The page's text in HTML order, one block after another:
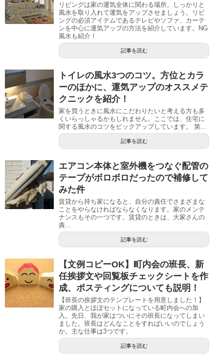
リビングは家の運気全体に関わる場所。しっかりと
風水を取り入れて運気をアップさせましょう。リビ
ングの必須アイテムであるテレビやソファ、カーテ
ンを中心に運気アップの方法を紹介しています。NG
風水も紹介！
記事を読む
トイレの風水3つのコツ。方位とカラ
ーのほかに、運気アップのオススメテ
クニックを紹介！
家を買うときに風水にこだわりたいと考える方も多
くいらっしゃるかもしれません。ここでは、住宅に
関する風水のコツをピックアップしています。 第...
記事を読む
エアコン本体と室外機をつなぐ配管の
テープがボロボロだったので補修して
みた件
賃貸から持ち家になると、自分の責任でさまざまな
ことをやらなければならなくなります。家のメンテ
ナンスもその一つです。賃貸のときは、大家さんの
責...
記事を読む
【文例コピーOK】町内会の班長、新
任挨拶文や回覧板チェックシートを作
成、ポスティングについても説明！
【班長の挨拶文のテンプレートを用意しました！】
家の購入とほぼセットになっている町内会への加
入。先日、我が家はついにその班長になってしまい
ました。班長はどんなことをすればいいのでしょう
か。主な仕事は3つです。
記事を読む